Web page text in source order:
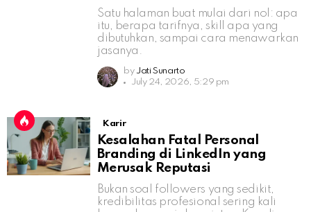
Satu halaman buat mulai dari nol: apa
itu, berapa tarifnya, skill apa yang
dibutuhkan, sampai cara menawarkan
jasanya.
by Jati Sunarto
July 24, 2026, 5:29 pm
Karir
Kesalahan Fatal Personal
Branding di LinkedIn yang
Merusak Reputasi
Bukan soal followers yang sedikit,
kredibilitas profesional sering kali